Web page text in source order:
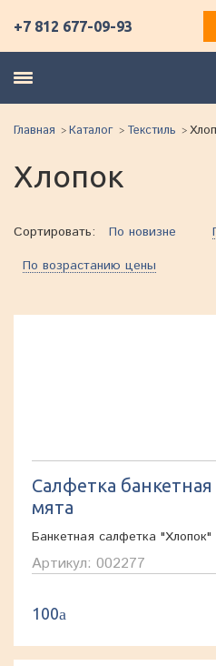
+7 812 677-09-93
Главная Каталог Текстиль
Хлопок
Сортировать: По новизне
По возрастанию цены
Салфетка
мята
Банкетная салфетка
Артикул: 002277
100a